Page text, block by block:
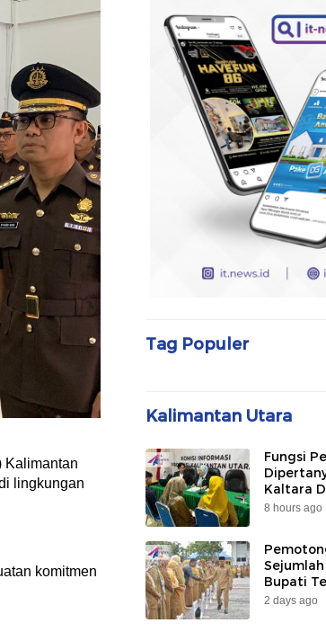
Kalimantan
lingkungan
komitmen
Tag Populer
Kalimantan Utara
Fungsi
Kaltara
Awasi
8 hours ago
Bupati
Bulungan
2 days ago